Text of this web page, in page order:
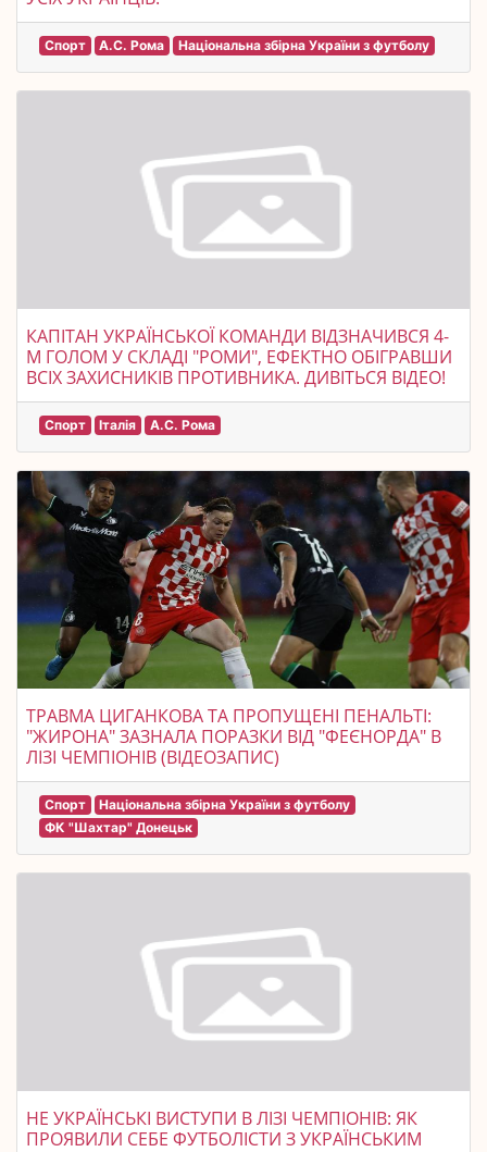
Спорт А.С. Рома Національна збірна України з футболу
КАПІТАН УКРАЇНСЬКОЇ КОМАНДИ ВІДЗНАЧИВСЯ 4-
М ГОЛОМ У СКЛАДІ "РОМИ", ЕФЕКТНО ОБІГРАВШИ
ВСІХ ЗАХИСНИКІВ ПРОТИВНИКА. ДИВІТЬСЯ ВІДЕО!
Спорт Італія А.С. Рома
ТРАВМА ЦИГАНКОВА ТА ПРОПУЩЕНІ ПЕНАЛЬТІ:
"ЖИРОНА" ЗАЗНАЛА ПОРАЗКИ ВІД "ФЕЄНОРДА" В
ЛІЗІ ЧЕМПІОНІВ (ВІДЕОЗАПИС)
Спорт
Національна збірна України з футболу
ФК "Шахтар" Донецьк
НЕ УКРАЇНСЬКІ ВИСТУПИ В ЛІЗІ ЧЕМПІОНІВ: ЯК
ПРОЯВИЛИ СЕБЕ ФУТБОЛІСТИ З УКРАЇНСЬКИМ